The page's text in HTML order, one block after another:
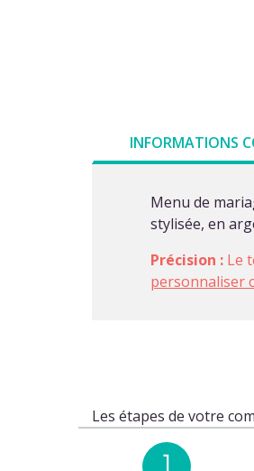
INFORMATIONS
Menu de
stylisée, en
Précision : Le
personnaliser
Les étapes de votre